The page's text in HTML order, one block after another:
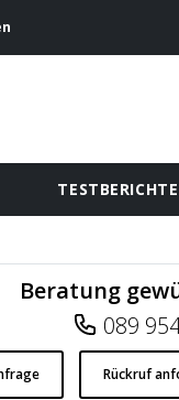
TESTBERICHTE
Beratung
089
Rückruf